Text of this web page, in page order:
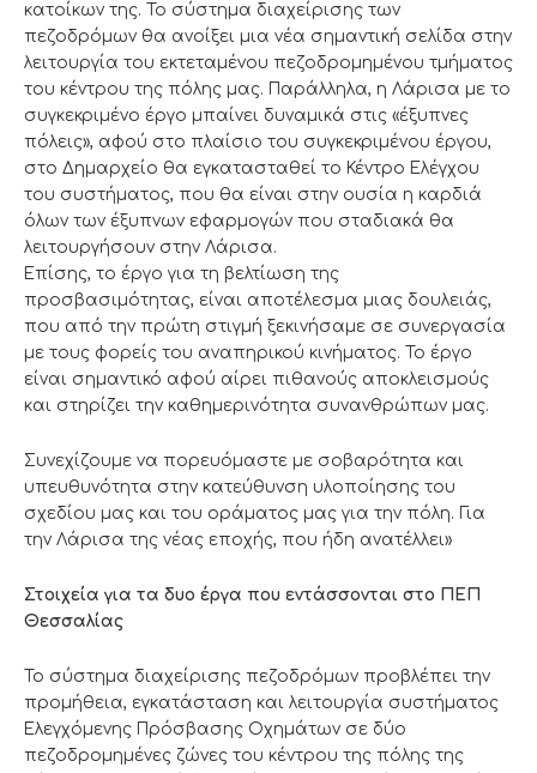
κατοίκων της. Το σύστημα διαχείρισης των
πεζοδρόμων θα ανοίξει μια νέα σημαντική σελίδα στην
λειτουργία του εκτεταμένου πεζοδρομημένου τμήματος
του κέντρου της πόλης μας. Παράλληλα, η Λάρισα με το
συγκεκριμένο έργο μπαίνει δυναμικά στις «έξυπνες
πόλεις», αφού στο πλαίσιο του συγκεκριμένου έργου,
στο Δημαρχείο θα εγκατασταθεί το Κέντρο Ελέγχου
του συστήματος, που θα είναι στην ουσία η καρδιά
όλων των έξυπνων εφαρμογών που σταδιακά θα
λειτουργήσουν στην Λάρισα.
Επίσης, το έργο για τη βελτίωση της
προσβασιμότητας, είναι αποτέλεσμα μιας δουλειάς,
που από την πρώτη στιγμή ξεκινήσαμε σε συνεργασία
με τους φορείς του αναπηρικού κινήματος. Το έργο
είναι σημαντικό αφού αίρει πιθανούς αποκλεισμούς
και στηρίζει την καθημερινότητα συνανθρώπων μας.
Συνεχίζουμε να πορευόμαστε με σοβαρότητα και
υπευθυνότητα στην κατεύθυνση υλοποίησης του
σχεδίου μας και του οράματος μας για την πόλη. Για
την Λάρισα της νέας εποχής, που ήδη ανατέλλει»
Στοιχεία για τα δυο έργα που εντάσσονται στο ΠΕΠ
Θεσσαλίας
Το σύστημα διαχείρισης πεζοδρόμων προβλέπει την
προμήθεια, εγκατάσταση και λειτουργία συστήματος
Ελεγχόμενης Πρόσβασης Οχημάτων σε δύο
πεζοδρομημένες ζώνες του κέντρου της πόλης της